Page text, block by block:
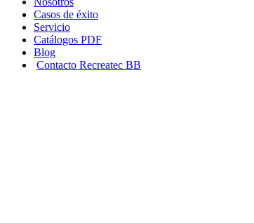
Casos de éxito
Servicio
Catálogos PDF
Blog
Contacto Recreatec BB